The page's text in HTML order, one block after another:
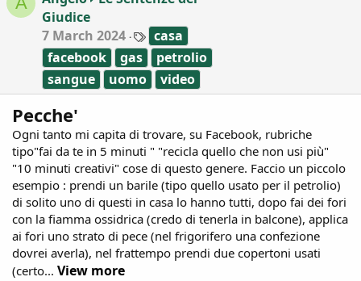
s
:
Giudice
7 March 2024
T
a
s
casa
facebook
gas
petrolio
sangue
uomo video
Pecche'
Ogni tanto mi capita di trovare, su Facebook, rubriche
tipo"fai da te in 5 minuti " "recicla quello che non usi più"
"10 minuti creativi" cose di questo genere. Faccio un piccolo
esempio : prendi un barile (tipo quello usato per il petrolio)
di solito uno di questi in casa lo hanno tutti, dopo fai dei fori
con la fiamma ossidrica (credo di tenerla in balcone), applica
ai fori uno strato di pece (nel frigorifero una confezione
dovrei averla), nel frattempo prendi due copertoni usati
(certo... View more